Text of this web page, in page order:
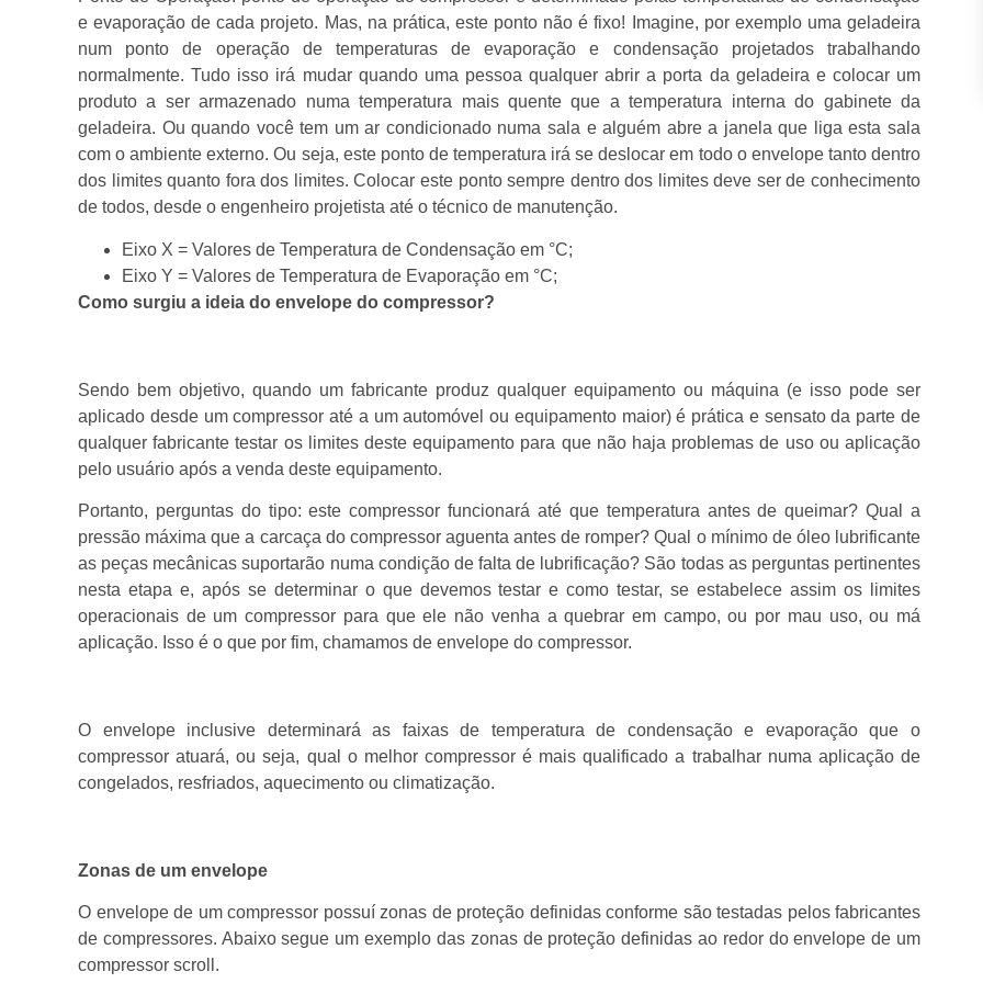
e evaporação de cada projeto. Mas, na prática, este ponto não é fixo! Imagine, por exemplo uma geladeira
num ponto de operação de temperaturas de evaporação e condensação projetados trabalhando
normalmente. Tudo isso irá mudar quando uma pessoa qualquer abrir a porta da geladeira e colocar um
produto a ser armazenado numa temperatura mais quente que a temperatura interna do gabinete da
geladeira. Ou quando você tem um ar condicionado numa sala e alguém abre a janela que liga esta sala
com o ambiente externo. Ou seja, este ponto de temperatura irá se deslocar em todo o envelope tanto dentro
dos limites quanto fora dos limites. Colocar este ponto sempre dentro dos limites deve ser de conhecimento
de todos, desde o engenheiro projetista até o técnico de manutenção.
Eixo X = Valores de Temperatura de Condensação em °C;
Eixo Y = Valores de Temperatura de Evaporação em °C;
Como surgiu a ideia do envelope do compressor?
Sendo bem objetivo, quando um fabricante produz qualquer equipamento ou máquina (e isso pode ser
aplicado desde um compressor até a um automóvel ou equipamento maior) é prática e sensato da parte de
qualquer fabricante testar os limites deste equipamento para que não haja problemas de uso ou aplicação
pelo usuário após a venda deste equipamento.
Portanto, perguntas do tipo: este compressor funcionará até que temperatura antes de queimar? Qual a
pressão máxima que a carcaça do compressor aguenta antes de romper? Qual o mínimo de óleo lubrificante
as peças mecânicas suportarão numa condição de falta de lubrificação? São todas as perguntas pertinentes
nesta etapa e, após se determinar o que devemos testar e como testar, se estabelece assim os limites
operacionais de um compressor para que ele não venha a quebrar em campo, ou por mau uso, ou má
aplicação. Isso é o que por fim, chamamos de envelope do compressor.
O envelope inclusive determinará as faixas de temperatura de condensação e evaporação que o
compressor atuará, ou seja, qual o melhor compressor é mais qualificado a trabalhar numa aplicação de
congelados, resfriados, aquecimento ou climatização.
Zonas de um envelope
O envelope de um compressor possuí zonas de proteção definidas conforme são testadas pelos fabricantes
de compressores. Abaixo segue um exemplo das zonas de proteção definidas ao redor do envelope de um
compressor scroll.